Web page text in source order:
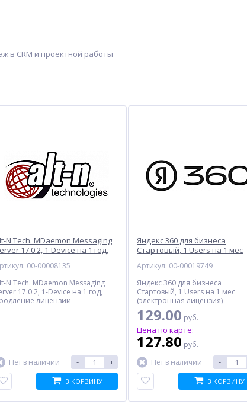
в CRM и проектной работы
N Tech. MDaemon Messaging
17.0.2, 1-Device на 1 год,
00-00008135
N Tech. MDaemon Messaging
17.0.2, 1-Device на 1 год,
лицензии
Нет в наличии - +
В КОРЗИНУ
Яндекс 360 для бизнеса
Стартовый, 1 Users на 1 мес
Артикул: 00-00019749
Яндекс 360 для бизнеса
Стартовый, 1 Users на 1 мес
(электронная лицензия)
129.00 руб.
Цена по карте:
127.80 руб.
Нет в наличии
-
В КОРЗИНУ